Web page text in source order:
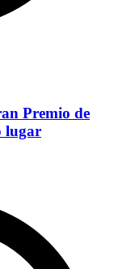
Premio de
lugar